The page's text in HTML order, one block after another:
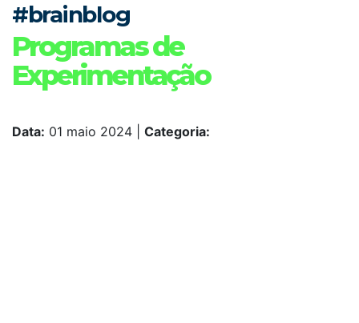
#brainblog
Programas de
Experimentação
Data: 01 maio 2024 Categoria: